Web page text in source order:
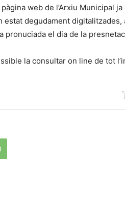
web de l’Arxiu Municipal
degudament
pronuciada el dia de la
la consultar on line de tot